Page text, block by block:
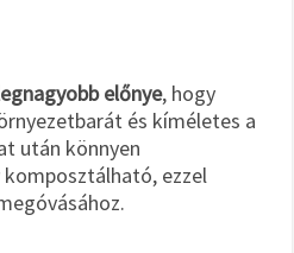
előnye, hogy
és kíméletes a
után könnyen
ezzel